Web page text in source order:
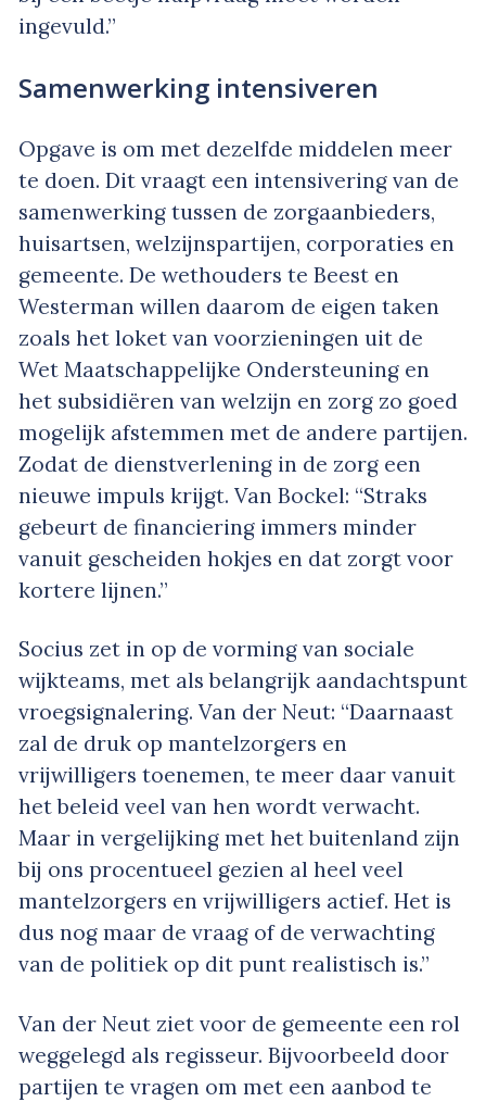
ingevuld.”
Samenwerking intensiveren
Opgave is om met dezelfde middelen meer
te doen. Dit vraagt een intensivering van de
samenwerking tussen de zorgaanbieders,
huisartsen, welzijnspartijen, corporaties en
gemeente. De wethouders te Beest en
Westerman willen daarom de eigen taken
zoals het loket van voorzieningen uit de
Wet Maatschappelijke Ondersteuning en
het subsidiëren van welzijn en zorg zo goed
mogelijk afstemmen met de andere partijen.
Zodat de dienstverlening in de zorg een
nieuwe impuls krijgt. Van Bockel: “Straks
gebeurt de financiering immers minder
vanuit gescheiden hokjes en dat zorgt voor
kortere lijnen.”
Socius zet in op de vorming van sociale
wijkteams, met als belangrijk aandachtspunt
vroegsignalering. Van der Neut: “Daarnaast
zal de druk op mantelzorgers en
vrijwilligers toenemen, te meer daar vanuit
het beleid veel van hen wordt verwacht.
Maar in vergelijking met het buitenland zijn
bij ons procentueel gezien al heel veel
mantelzorgers en vrijwilligers actief. Het is
dus nog maar de vraag of de verwachting
van de politiek op dit punt realistisch is.”
Van der Neut ziet voor de gemeente een rol
weggelegd als regisseur. Bijvoorbeeld door
partijen te vragen om met een aanbod te